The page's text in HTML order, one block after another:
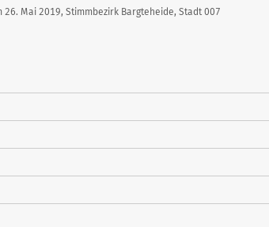
Mai 2019, Stimmbezirk Bargteheide, Stadt 007